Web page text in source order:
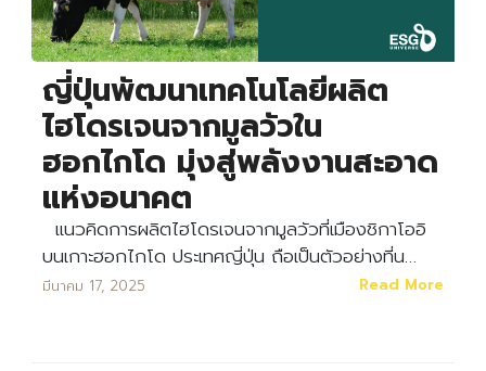
ญี่ปุ่นพัฒนาเทคโนโลยีผลิต
ไฮโดรเจนจากมูลวัวใน
ฮอกไกโด มุ่งสู่พลังงานสะอาด
แห่งอนาคต
แนวคิดการผลิตไฮโดรเจนจากมูลวัวที่เมืองชิกาโออิ
บนเกาะฮอกไกโด ประเทศญี่ปุ่น ถือเป็นตัวอย่างที่น…
มีนาคม 17, 2025 Read More